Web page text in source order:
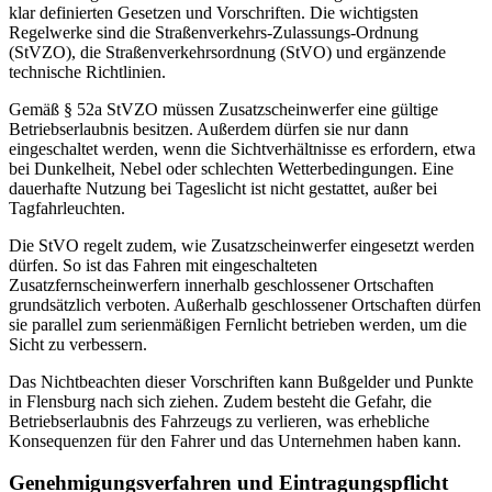
klar definierten Gesetzen und Vorschriften. Die wichtigsten
Regelwerke sind die Straßenverkehrs-Zulassungs-Ordnung
(StVZO), die Straßenverkehrsordnung (StVO) und ergänzende
technische Richtlinien.
Gemäß § 52a StVZO müssen Zusatzscheinwerfer eine gültige
Betriebserlaubnis besitzen. Außerdem dürfen sie nur dann
eingeschaltet werden, wenn die Sichtverhältnisse es erfordern, etwa
bei Dunkelheit, Nebel oder schlechten Wetterbedingungen. Eine
dauerhafte Nutzung bei Tageslicht ist nicht gestattet, außer bei
Tagfahrleuchten.
Die StVO regelt zudem, wie Zusatzscheinwerfer eingesetzt werden
dürfen. So ist das Fahren mit eingeschalteten
Zusatzfernscheinwerfern innerhalb geschlossener Ortschaften
grundsätzlich verboten. Außerhalb geschlossener Ortschaften dürfen
sie parallel zum serienmäßigen Fernlicht betrieben werden, um die
Sicht zu verbessern.
Das Nichtbeachten dieser Vorschriften kann Bußgelder und Punkte
in Flensburg nach sich ziehen. Zudem besteht die Gefahr, die
Betriebserlaubnis des Fahrzeugs zu verlieren, was erhebliche
Konsequenzen für den Fahrer und das Unternehmen haben kann.
Genehmigungsverfahren und Eintragungspflicht